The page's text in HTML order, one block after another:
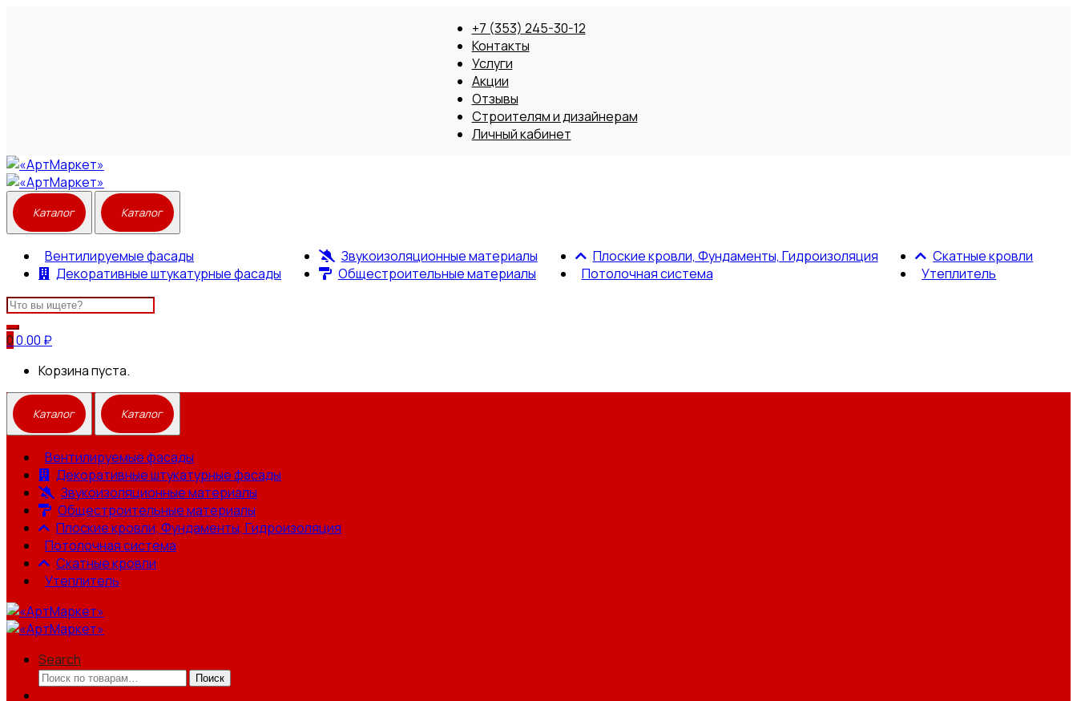
Вентилируемые фасады
Декоративные штукатурные фасады
Звукоизоляционные материалы
Общестроительные материалы
Плоские кровли, Фундаменты, Гидроизоляция
Потолочная система
Скатные кровли
Утеплитель
Search
for:
00.00 ₽
Корзина пуста.
+7 (353) 245-30-12
Контакты
Услуги
Акции
Отзывы
Строителям и дизайнерам
Личный кабинет
Вентилируемые фасады
Декоративные штукатурные фасады
Звукоизоляционные материалы
Общестроительные материалы
Плоские кровли, Фундаменты, Гидроизоляция
Потолочная система
Скатные кровли
Утеплитель
Search
Искать:
Поиск